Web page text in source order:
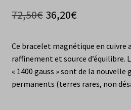
72,50€ Le
initial
était :
72,50€.
36,20€Le
actuel
est :
36,20€.
Ce bracelet magnétique en cuivre
raffinement et source d’équilibre.
« 1400 gauss » sont de la
permanents (terres rares, non